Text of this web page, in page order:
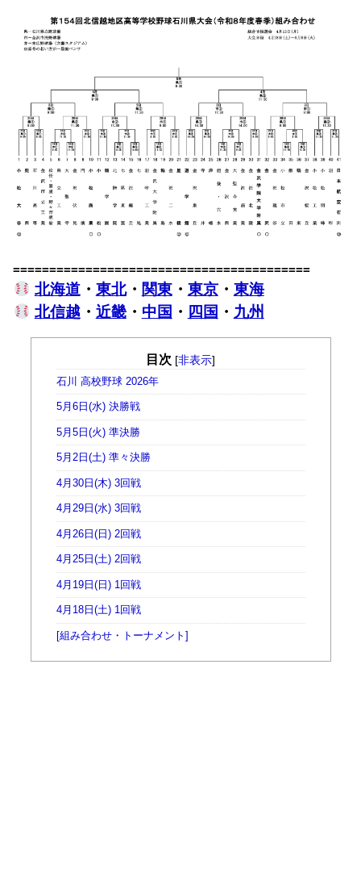
=========================================
北海道・ 東北・ 関東・ 東京・ 東海
北信越・ 近畿・ 中国 ・ 四国 ・ 九州
目次 [非表示]
石川 高校野球 2026年
5月6日(水) 決勝戦
5月5日(火) 準決勝
5月2日(土) 準々決勝
4月30日(木) 3回戦
4月29日(水) 3回戦
4月26日(日) 2回戦
4月25日(土) 2回戦
4月19日(日) 1回戦
4月18日(土) 1回戦
[組み合わせ・トーナメント]